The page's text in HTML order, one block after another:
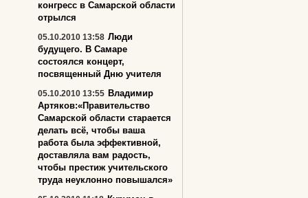
конгресс в Самарской области
отрылся
05.10.2010 13:58 Люди
будущего. В Самаре
состоялся концерт,
посвященный Дню учителя
05.10.2010 13:55 Владимир
Артяков:«Правительство
Самарской области старается
делать всё, чтобы ваша
работа была эффективной,
доставляла вам радость,
чтобы престиж учительского
труда неуклонно повышался»